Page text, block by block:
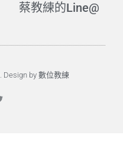
蔡教練的Line@
Design by 數位教練